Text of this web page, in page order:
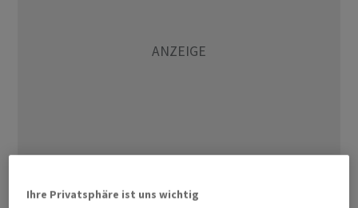
Für den technologielastigen Nasdaq 100 ging es um 0,87
Ihre Privatsphäre ist uns wichtig